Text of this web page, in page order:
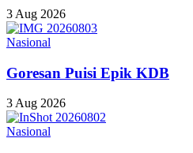
3 Aug 2026
Nasional
Goresan Puisi Epik KDB
3 Aug 2026
Nasional